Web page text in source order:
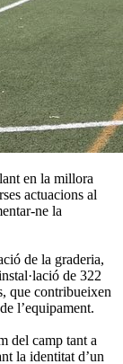
en la millora
actuacions al
ne la
de la graderia,
de 322
que contribueixen
l’equipament.
del camp tant a
la identitat d’un